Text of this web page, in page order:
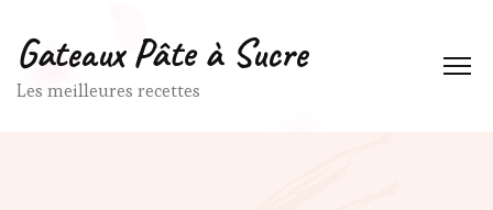
Gateaux Pâte à Sucre
Les meilleures recettes